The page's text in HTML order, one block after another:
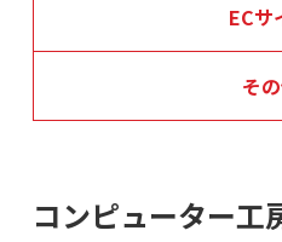
ECサ
そ
コンピューター工